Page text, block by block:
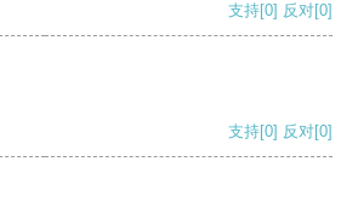
支持[0] 反对[0]
支持[0] 反对[0]